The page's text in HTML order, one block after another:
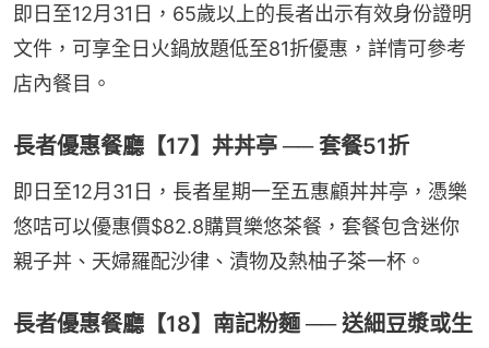
即日至12月31日，65歲以上的長者出示有效身份證明
文件，可享全日火鍋放題低至81折優惠，詳情可參考
店內餐目。
長者優惠餐廳【17】丼丼亭 ── 套餐51折
即日至12月31日，長者星期一至五惠顧丼丼亭，憑樂
悠咭可以優惠價$82.8購買樂悠茶餐，套餐包含迷你
親子丼、天婦羅配沙律、漬物及熱柚子茶一杯。
長者優惠餐廳【18】南記粉麵 ── 送細豆漿或生